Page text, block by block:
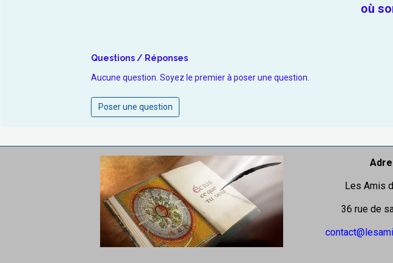
où
Questions / Réponses
Aucune question. Soyez le premier à poser une question.
Poser une question
Les Amis
36 rue de